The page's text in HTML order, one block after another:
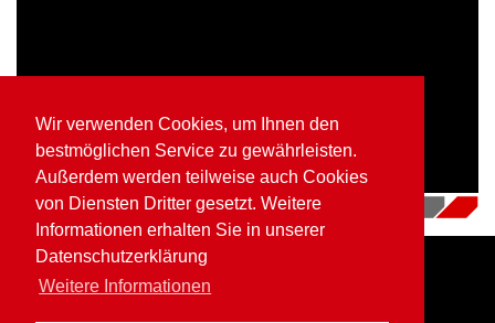
Wir verwenden Cookies, um Ihnen den
bestmöglichen Service zu gewährleisten.
Außerdem werden teilweise auch Cookies
von Diensten Dritter gesetzt. Weitere
Informationen erhalten Sie in unserer
Datenschutzerklärung
Weitere Informationen
04.07.2018
Home Impressum